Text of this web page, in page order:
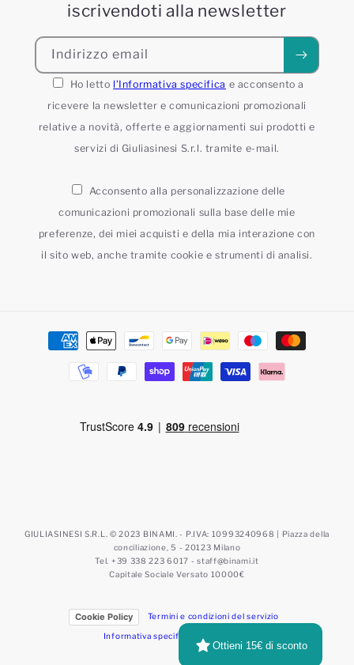
iscrivendoti alla newsletter
Indirizzo email
Ho letto l’Informativa specifica e acconsento a
ricevere la newsletter e comunicazioni promozionali
relative a novità, offerte e aggiornamenti sui prodotti e
servizi di Giuliasinesi S.r.l. tramite e-mail.
Acconsento alla personalizzazione delle
comunicazioni promozionali sulla base delle mie
preferenze, dei miei acquisti e della mia interazione con
il sito web, anche tramite cookie e strumenti di analisi.
Metodi
pagamento
GIULIASINESI S.R.L. © 2023 BINAMI. - P.IVA: 10993240968 | Piazza della
conciliazione, 5 - 20123 Milano
Tel. +39 338 223 6017 - staff@binami.it
Capitale Sociale Versato 10000€
Cookie Policy Termini e condizioni del servizio
Informativa specifica comunicazioni
Ottieni 15€ di sconto